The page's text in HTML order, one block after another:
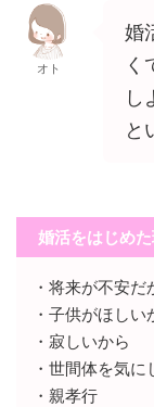
オト
婚
く
し
と
婚活をはじめ
・将来が不安だ
・子供がほしい
・寂しいから
・世間体を気に
・親孝行